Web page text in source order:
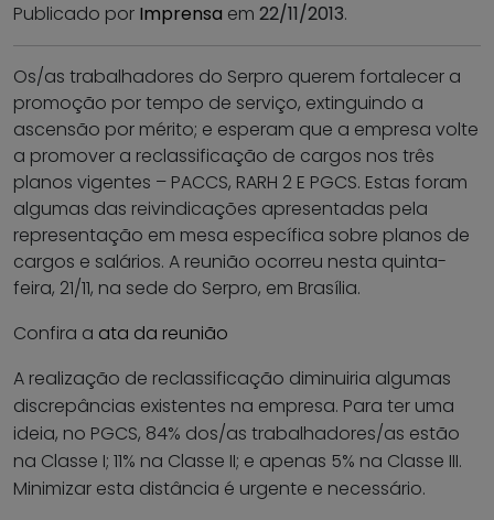
Publicado por Imprensa em 22/11/2013.
Os/as trabalhadores do Serpro querem fortalecer a
promoção por tempo de serviço, extinguindo a
ascensão por mérito; e esperam que a empresa volte
a promover a reclassificação de cargos nos três
planos vigentes – PACCS, RARH 2 E PGCS. Estas foram
algumas das reivindicações apresentadas pela
representação em mesa específica sobre planos de
cargos e salários. A reunião ocorreu nesta quinta-
feira, 21/11, na sede do Serpro, em Brasília.
Confira a ata da reunião
A realização de reclassificação diminuiria algumas
discrepâncias existentes na empresa. Para ter uma
ideia, no PGCS, 84% dos/as trabalhadores/as estão
na Classe I; 11% na Classe II; e apenas 5% na Classe III.
Minimizar esta distância é urgente e necessário.